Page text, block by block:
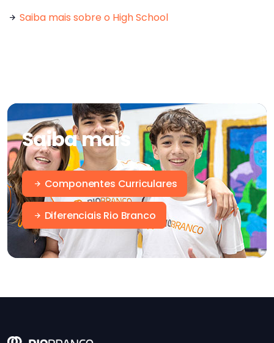
Saiba mais sobre o High School
Saiba mais
Componentes Curriculares
Diferenciais Rio Branco